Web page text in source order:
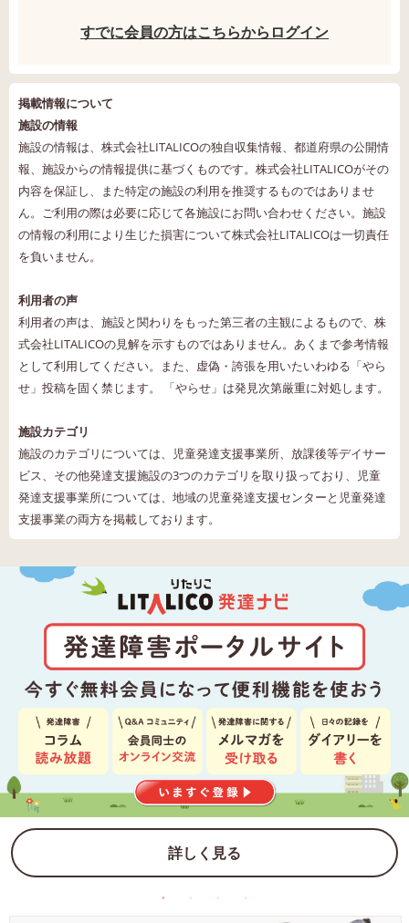
すでに会員の方はこちらからログイン
掲載情報について
施設の情報
施設の情報は、株式会社LITALICOの独自収集情報、都道府県の公開情
報、施設からの情報提供に基づくものです。株式会社LITALICOがその
内容を保証し、また特定の施設の利用を推奨するものではありませ
ん。ご利用の際は必要に応じて各施設にお問い合わせください。施設
の情報の利用により生じた損害について株式会社LITALICOは一切責任
を負いません。
利用者の声
利用者の声は、施設と関わりをもった第三者の主観によるもので、株
式会社LITALICOの見解を示すものではありません。あくまで参考情報
として利用してください。また、虚偽・誇張を用いたいわゆる「やら
せ」投稿を固く禁じます。 「やらせ」は発見次第厳重に対処します。
施設カテゴリ
施設のカテゴリについては、児童発達支援事業所、放課後等デイサー
ビス、その他発達支援施設の3つのカテゴリを取り扱っており、児童
発達支援事業所については、地域の児童発達支援センターと児童発達
支援事業の両方を掲載しております。
詳しく見る